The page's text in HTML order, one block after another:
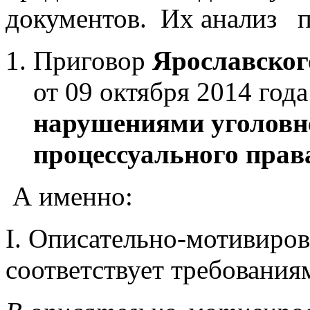
документов. Их анализ
Приговор
от 09 октября 2014
нарушениями
процессуального
А именно:
I. Описательно-
соответствует